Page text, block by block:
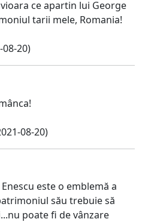
ce apartin lui George
tarii mele, Romania!
08-20)
08-20)
este o emblemă a
său trebuie să
poate fi de vânzare